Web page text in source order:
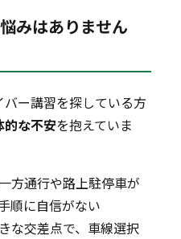
みはありません
ー講習を探している方
的な不安を抱えていま
方通行や路上駐停車が
順に自信がない
な交差点で、車線選択